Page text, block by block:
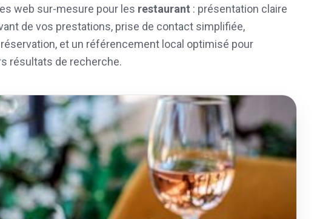
web sur-mesure pour les restaurant : présentation claire
de vos prestations, prise de contact simplifiée,
et un référencement local optimisé pour
résultats de recherche.